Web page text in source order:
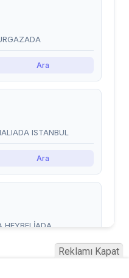
Reklamı Kapat